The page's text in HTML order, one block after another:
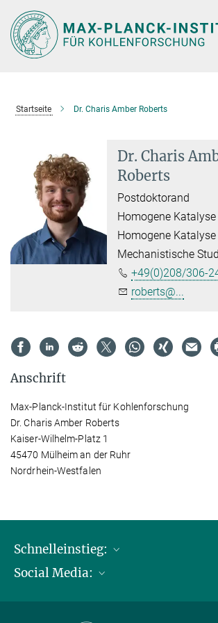
Hauptinhalt
Startseite Dr. Charis Amber Roberts
Dr. Charis
Roberts
Postdoktorand
Homogene Katalyse
Homogene
Mechanistische
+49(0)208/306-
roberts@...
Anschrift
Max-Planck-Institut für Kohlenforschung
Dr. Charis Amber Roberts
Kaiser-Wilhelm-Platz 1
45470 Mülheim an der Ruhr
Nordrhein-Westfalen
Schnelleinstieg:
Publikationen
Kontakt und Anfahrtsbeschreibung
Social Media: